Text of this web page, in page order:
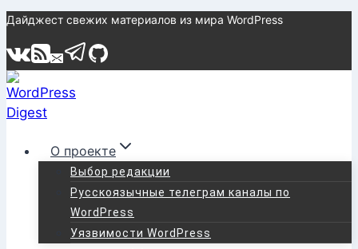
Перейти
содержимому
Дайджест свежих материалов из мира WordPress
О проекте
Выбор редакции
Русскоязычные телеграм каналы по
WordPress
Уязвимости WordPress